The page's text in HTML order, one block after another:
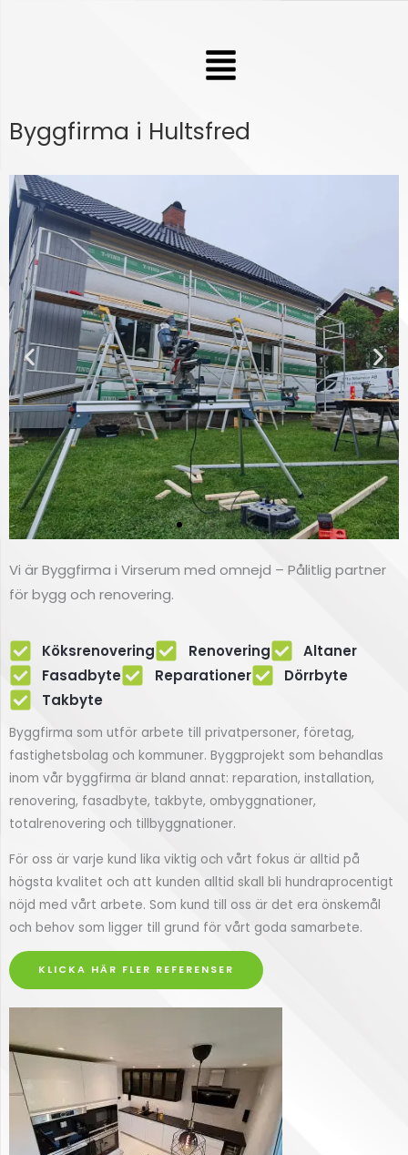
Meny
Byggfirma i Hultsfred
Renovering
av fasad
Fasadbyte i Virserum
Vi är Byggfirma i Virserum med omnejd – Pålitlig partner
för bygg och renovering.
Köksrenovering Renovering
Altaner
Fasadbyte
Reparationer
Dörrbyte
Takbyte
Byggfirma som utför arbete till privatpersoner, företag,
fastighetsbolag och kommuner. Byggprojekt som behandlas
inom vår byggfirma är bland annat: reparation, installation,
renovering, fasadbyte, takbyte, ombyggnationer,
totalrenovering och tillbyggnationer.
För oss är varje kund lika viktig och vårt fokus är alltid på
högsta kvalitet och att kunden alltid skall bli hundraprocentigt
nöjd med vårt arbete. Som kund till oss är det era önskemål
och behov som ligger till grund för vårt goda samarbete.
KLICKA HÄR FLER REFERENSER